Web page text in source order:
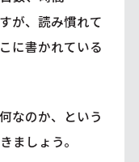
が、読み慣れて
に書かれている
なのか、という
ましょう。